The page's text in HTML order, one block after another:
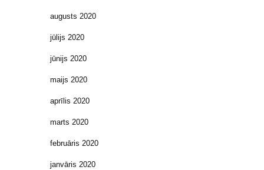
augusts 2020
jūlijs 2020
jūnijs 2020
maijs 2020
aprīlis 2020
marts 2020
februāris 2020
janvāris 2020